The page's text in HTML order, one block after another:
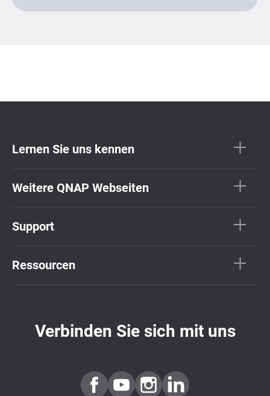
Lernen Sie uns kennen
Weitere QNAP Webseiten
Support
Ressourcen
Verbinden Sie sich mit uns